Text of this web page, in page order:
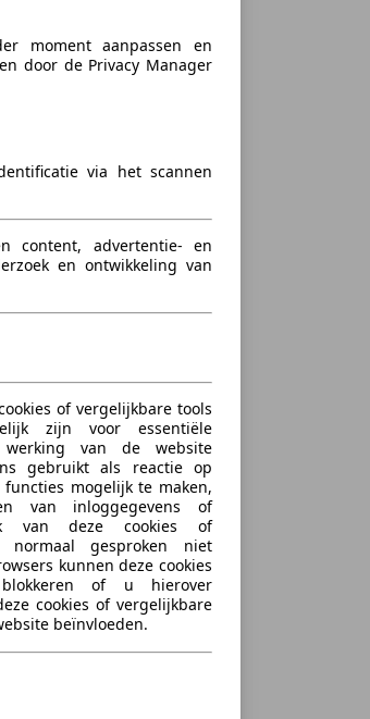
moment aanpassen en
door de Privacy Manager
via het scannen
content, advertentie- en
en ontwikkeling van
of vergelijkbare tools
zijn voor essentiële
van de website
gebruikt als reactie op
mogelijk te maken,
van inloggegevens of
van deze cookies of
normaal gesproken niet
kunnen deze cookies
of u hierover
cookies of vergelijkbare
beïnvloeden.